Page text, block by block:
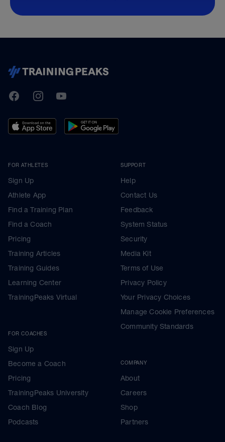
TrainingPeaks
FacebookInstagramYoutube
FOR ATHLETES
Sign Up
Athlete App
Find a Training Plan
Find a Coach
Pricing
Training Articles
Training Guides
Learning Center
TrainingPeaks Virtual
FOR COACHES
Sign Up
Become a Coach
Pricing
TrainingPeaks University
Coach Blog
Podcasts
SUPPORT
Help
Contact Us
Feedback
System Status
Security
Media Kit
Terms of Use
Privacy Policy
Your Privacy Choices
Manage Cookie Preferences
Community Standards
COMPANY
About
Careers
Shop
Partners